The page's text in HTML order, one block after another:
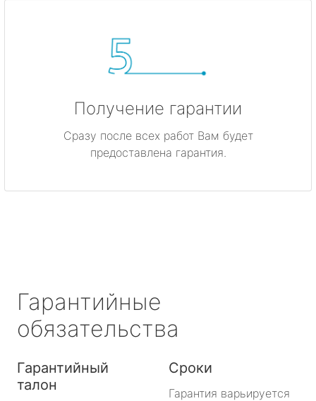
Получение гарантии
Сразу после всех работ Вам будет
предоставлена гарантия.
Гарантийные
обязательства
Гарантийный
талон
Сроки
Гарантия варьируется